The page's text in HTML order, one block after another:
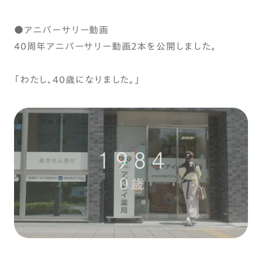
●アニバーサリー動画
40周年アニバーサリー動画2本を公開しました。
「わたし、40歳になりました。」